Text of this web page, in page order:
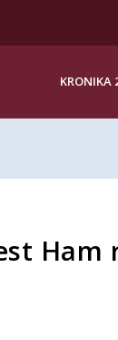
KRONIKA
Ham